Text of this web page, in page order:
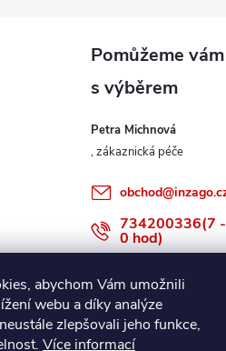
abychom Vám umožnili
webu a díky analýze
zlepšovali jeho funkce,
Více informací
Petra Michnová
obchod@
734200336(7
0 hod)